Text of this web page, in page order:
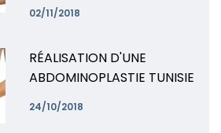
02/11/2018
RÉALISATION D'UNE
ABDOMINOPLASTIE TUNISIE
24/10/2018